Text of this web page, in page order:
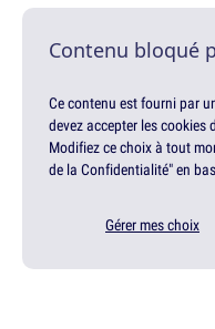
Contenu bloqué
Ce contenu est fourni par
devez accepter les
Modifiez ce choix à tout
de la Confidentialité" en
Gérer mes choix